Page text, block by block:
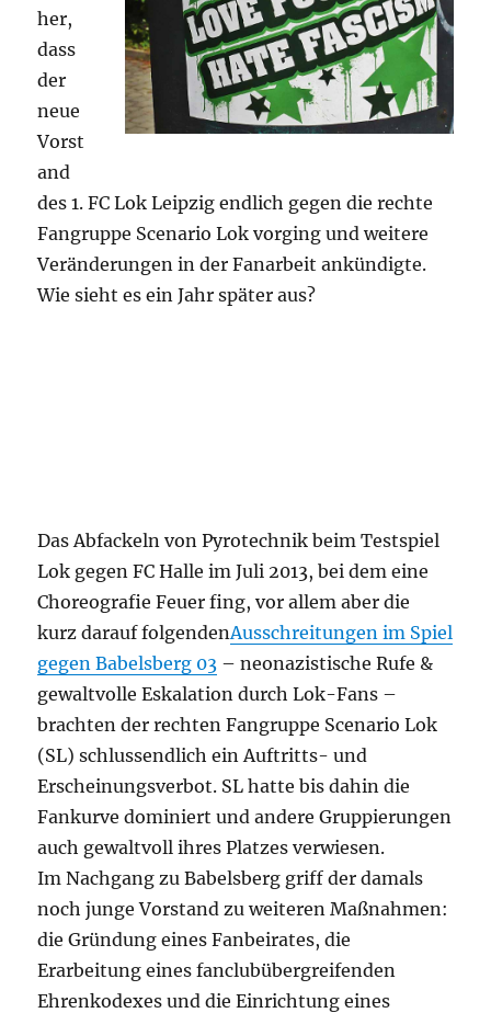
her,
dass
der
neue
Vorst
and
des 1. FC Lok Leipzig endlich gegen die rechte
Fangruppe Scenario Lok vorging und weitere
Veränderungen in der Fanarbeit ankündigte.
Wie sieht es ein Jahr später aus?
Das Abfackeln von Pyrotechnik beim Testspiel
Lok gegen FC Halle im Juli 2013, bei dem eine
Choreografie Feuer fing, vor allem aber die
kurz darauf folgendenAusschreitungen im Spiel
gegen Babelsberg 03 – neonazistische Rufe &
gewaltvolle Eskalation durch Lok-Fans –
brachten der rechten Fangruppe Scenario Lok
(SL) schlussendlich ein Auftritts- und
Erscheinungsverbot. SL hatte bis dahin die
Fankurve dominiert und andere Gruppierungen
auch gewaltvoll ihres Platzes verwiesen.
Im Nachgang zu Babelsberg griff der damals
noch junge Vorstand zu weiteren Maßnahmen:
die Gründung eines Fanbeirates, die
Erarbeitung eines fanclubübergreifenden
Ehrenkodexes und die Einrichtung eines